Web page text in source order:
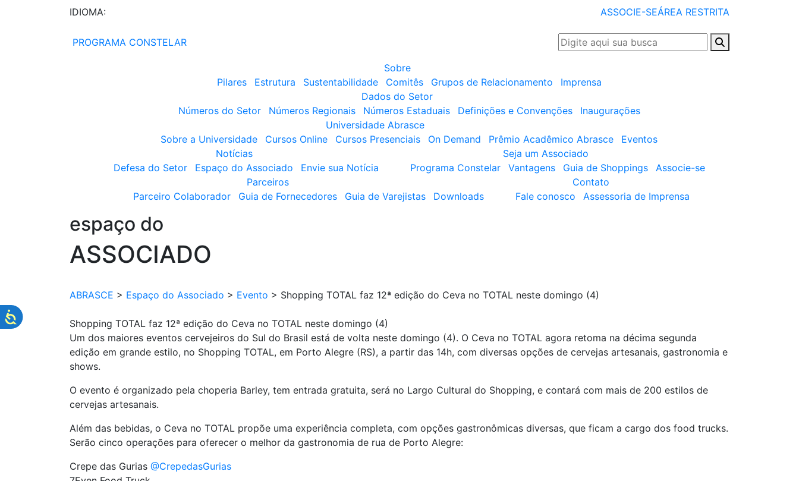
IDIOMA: ASSOCIE-SEÁREA RESTRITA
PROGRAMA CONSTELAR
Sobre
Pilares
Estrutura Sustentabilidade Comitês Grupos de Relacionamento
Imprensa
Dados do Setor
Números do Setor
Números Regionais Números Estaduais Definições e Convenções
Inaugurações
Universidade Abrasce
Sobre a Universidade
Cursos Online Cursos Presenciais On Demand Prêmio Acadêmico Abrasce
Eventos
Notícias
Defesa do Setor
Espaço do Associado Envie sua Notícia
Seja um Associado
Programa Constelar
Vantagens Guia de Shoppings
Associe-se
Parceiros
Parceiro Colaborador
Guia de Fornecedores Guia de Varejistas Downloads
Contato
Fale conosco
Assessoria de Imprensa
espaço do
ASSOCIADO
ABRASCE > Espaço do Associado > Evento > Shopping TOTAL faz 12ª edição do Ceva no TOTAL neste domingo (4)
Shopping TOTAL faz 12ª edição do Ceva no TOTAL neste domingo (4)
Um dos maiores eventos cervejeiros do Sul do Brasil está de volta neste domingo (4). O Ceva no TOTAL agora retoma na décima segunda
edição em grande estilo, no Shopping TOTAL, em Porto Alegre (RS), a partir das 14h, com diversas opções de cervejas artesanais, gastronomia e
shows.
O evento é organizado pela choperia Barley, tem entrada gratuita, será no Largo Cultural do Shopping, e contará com mais de 200 estilos de
cervejas artesanais.
Além das bebidas, o Ceva no TOTAL propõe uma experiência completa, com opções gastronômicas diversas, que ficam a cargo dos food trucks.
Serão cinco operações para oferecer o melhor da gastronomia de rua de Porto Alegre:
Crepe das Gurias @CrepedasGurias